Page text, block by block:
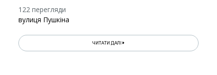
122 перегляди
вулиця Пушкіна
ЧИТАТИ ДАЛІ